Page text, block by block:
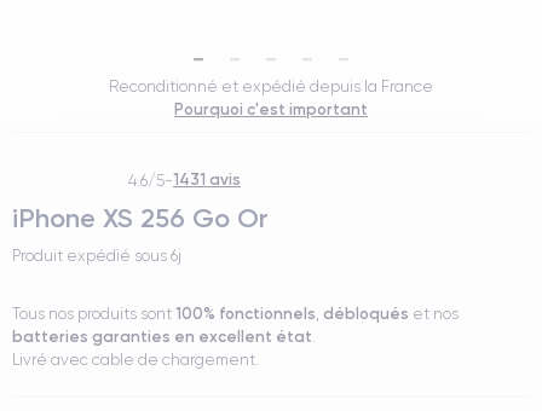
Reconditionné et expédié depuis la France
Pourquoi c'est important
4.6/5-1431 avis
iPhone XS 256 Go Or
Produit expédié sous 6j
Tous nos produits sont 100% fonctionnels, débloqués et nos
batteries garanties en excellent état.
Livré avec cable de chargement.